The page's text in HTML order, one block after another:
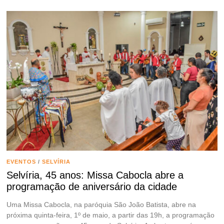
EVENTOS / SELVÍRIA
Selvíria, 45 anos: Missa Cabocla abre a
programação de aniversário da cidade
Uma Missa Cabocla, na paróquia São João Batista, abre na
próxima quinta-feira, 1º de maio, a partir das 19h, a programação